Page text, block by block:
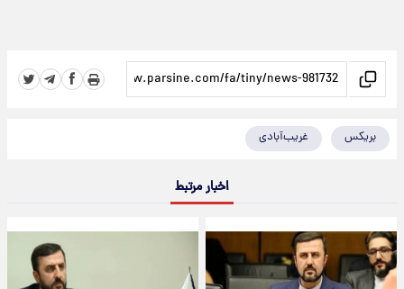
بریکس غریب‌آبادی
اخبار مرتبط